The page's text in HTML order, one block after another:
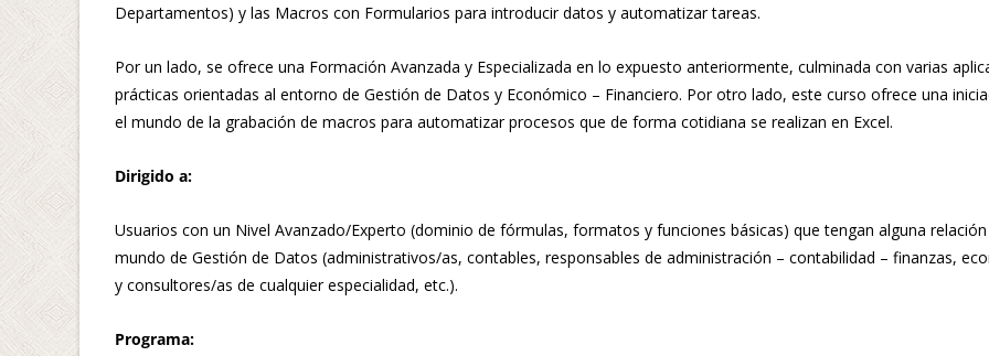
Departamentos) y las Macros con Formularios para introducir datos y automatizar tareas.
Por un lado, se ofrece una Formación Avanzada y Especializada en lo expuesto anteriormente, culminada con varias
prácticas orientadas al entorno de Gestión de Datos y Económico – Financiero. Por otro lado, este curso ofrece una
el mundo de la grabación de macros para automatizar procesos que de forma cotidiana se realizan en Excel.
Dirigido a:
Usuarios con un Nivel Avanzado/Experto (dominio de fórmulas, formatos y funciones básicas) que tengan alguna
mundo de Gestión de Datos (administrativos/as, contables, responsables de administración – contabilidad – finanzas,
y consultores/as de cualquier especialidad, etc.).
Programa: